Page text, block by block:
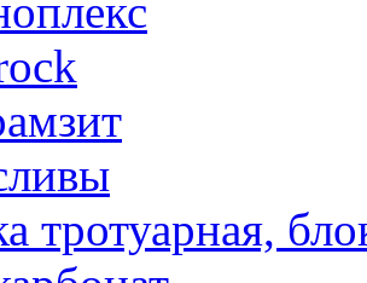
тротуарная,